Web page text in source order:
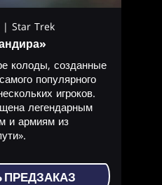
| Star Trek
колоды, созданные
популярного
игроков.
легендарным
и армиям из